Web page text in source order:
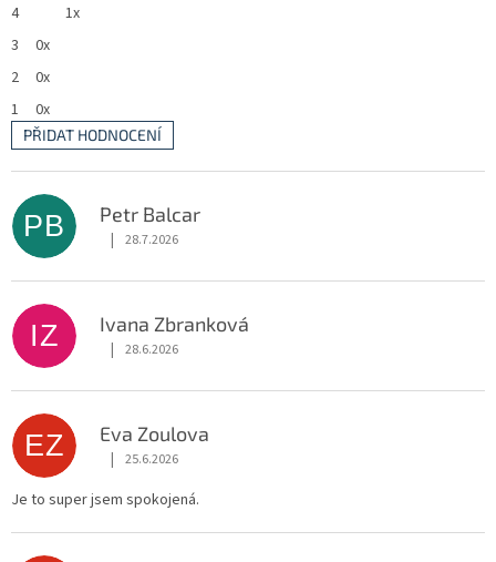
5
4
1x
3
0x
2
0x
1
0x
PŘIDAT HODNOCENÍ
p
i
h
o
d
n
e
n
PB Petr Balcar
Hodnocení obchodu je 5 z 5 hvězdiček.
| 28.7.2026
IZ Ivana Zbranková
Hodnocení obchodu je 5 z 5 hvězdiček.
| 28.6.2026
EZ Eva Zoulova
Hodnocení obchodu je 5 z 5 hvězdiček.
| 25.6.2026
Je to super jsem spokojená.